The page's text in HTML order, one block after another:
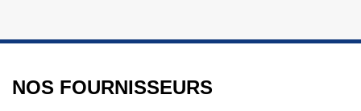
NOS FOURNISSEURS